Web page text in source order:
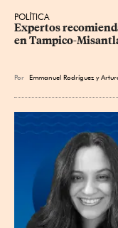
POLÍTICA
Expertos
en Tampico-
Por Emmanuel Rodríguez y